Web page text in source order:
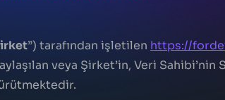
”) tarafından işletilen https://
veya Şirket’in, Veri Sahibi’nin